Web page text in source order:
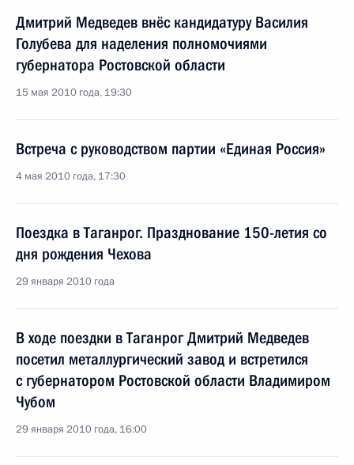
Дмитрий Медведев внёс кандидатуру Василия
Голубева для наделения полномочиями
губернатора Ростовской области
15 мая 2010 года, 19:30
Встреча с руководством партии «Единая Россия»
4 мая 2010 года, 17:30
Поездка в Таганрог. Празднование 150-летия со
дня рождения Чехова
29 января 2010 года
В ходе поездки в Таганрог Дмитрий Медведев
посетил металлургический завод и встретился
с губернатором Ростовской области Владимиром
Чубом
29 января 2010 года, 16:00